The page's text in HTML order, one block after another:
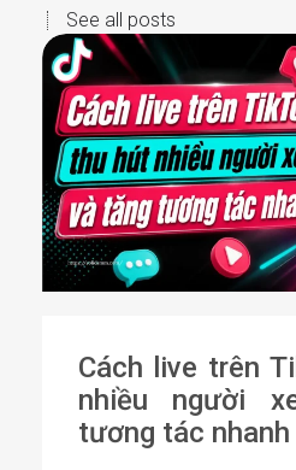
See all posts
Cách live trên
nhiều người
tương tác nhanh